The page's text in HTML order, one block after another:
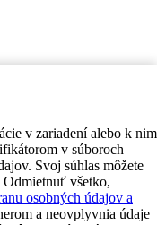
v zariadení alebo k nim
v súboroch
Svoj súhlas môžete
všetko,
osobných údajov a
a neovplyvnia údaje